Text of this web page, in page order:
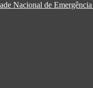
Nacional de